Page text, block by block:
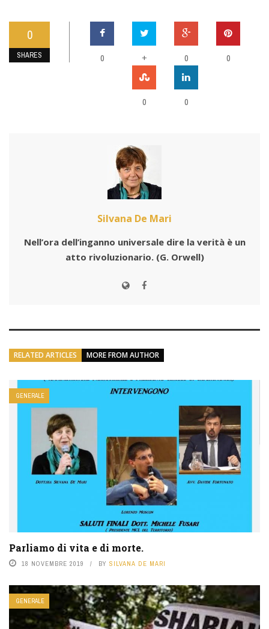
0
SHARES 0 + 0 0
0 0
Silvana De Mari
Nell’ora dell’inganno universale dire la verità è un
atto rivoluzionario. (G. Orwell)
RELATED ARTICLES MORE FROM AUTHOR
GENERALE
Parliamo di vita e di morte.
18 NOVEMBRE 2019 BY SILVANA DE MARI
GENERALE